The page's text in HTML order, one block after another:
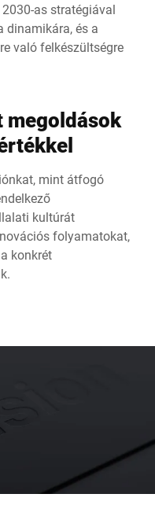
as stratégiával
dinamikára, és a
való felkészültségre
mint átfogó
kultúrát
folyamatokat,
konkrét